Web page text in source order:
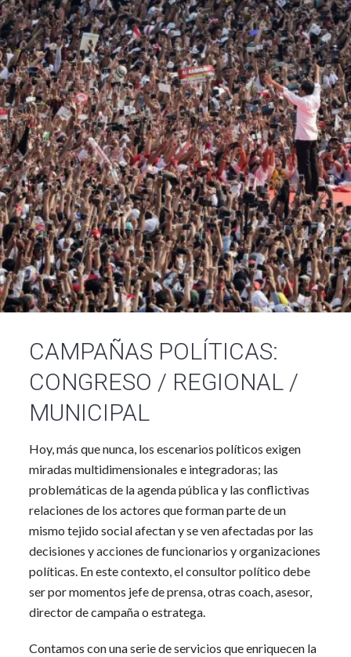
CAMPAÑAS POLÍTICAS:
CONGRESO / REGIONAL /
MUNICIPAL
Hoy, más que nunca, los escenarios políticos exigen
miradas multidimensionales e integradoras; las
problemáticas de la agenda pública y las conflictivas
relaciones de los actores que forman parte de un
mismo tejido social afectan y se ven afectadas por las
decisiones y acciones de funcionarios y organizaciones
políticas. En este contexto, el consultor político debe
ser por momentos jefe de prensa, otras coach, asesor,
director de campaña o estratega.
Contamos con una serie de servicios que enriquecen la